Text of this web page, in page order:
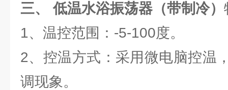
三、 低温水浴振荡器（带制冷）
1、温控范围：-5-100度。
2、控温方式：采用微电脑控温
调现象。